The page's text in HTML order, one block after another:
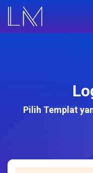
Pilih Templat